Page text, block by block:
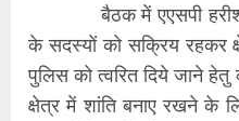
बैठक में एएसपी हरीश
के सदस्यों को सक्रिय रहकर
पुलिस को त्वरित दिये जाने
क्षेत्र में शांति बनाए रखने के